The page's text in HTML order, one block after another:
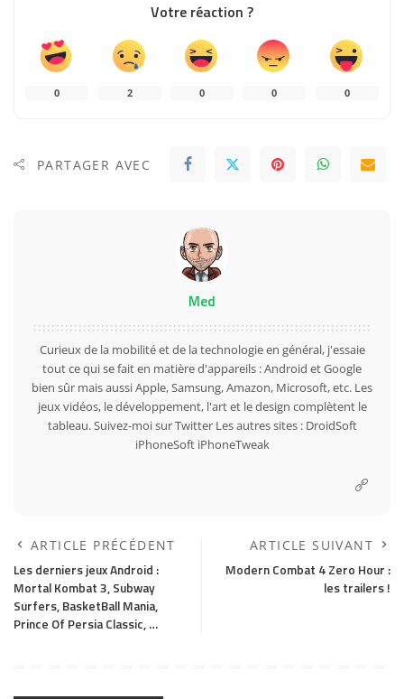
Votre réaction ?
0 2 0 0 0
PARTAGER AVEC
Med
Curieux de la mobilité et de la technologie en général, j'essaie
tout ce qui se fait en matière d'appareils : Android et Google
bien sûr mais aussi Apple, Samsung, Amazon, Microsoft, etc. Les
jeux vidéos, le développement, l'art et le design complètent le
tableau. Suivez-moi surTwitterLes autres sites : DroidSoft
iPhoneSoft iPhoneTweak
ARTICLE PRÉCÉDENT
Les derniers jeux Android :
Mortal Kombat 3, Subway
Surfers, BasketBall Mania,
Prince Of Persia Classic, …
ARTICLE SUIVANT
Modern Combat 4 Zero Hour :
les trailers !